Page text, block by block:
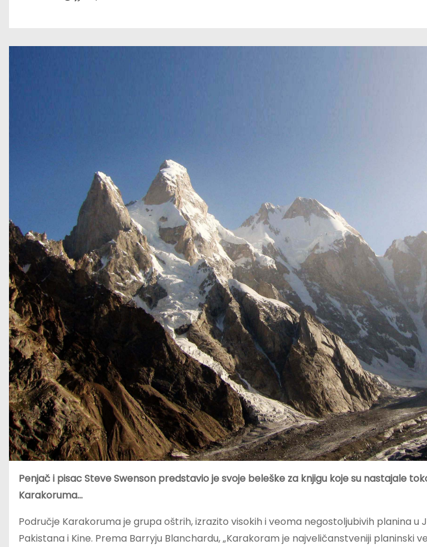
Penjač i pisac Steve Swenson predstavio je svoje beleške za knjigu koje su nastajale
Karakoruma…
Područje Karakoruma je grupa oštrih, izrazito visokih i veoma negostoljubivih planina u
Pakistana i Kine. Prema Barryju Blanchardu, „Karakoram je najveličanstveniji planinski